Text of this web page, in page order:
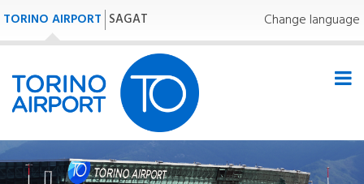
TORINO AIRPORT SAGAT Change language